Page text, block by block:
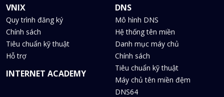
VNIX
Quy trình đăng ký
Chính sách
Tiêu chuẩn kỹ thuật
Hỗ trợ
INTERNET ACADEMY
DNS
Mô hình DNS
Hệ thống tên miền
Danh mục máy chủ
Chính sách
Tiêu chuẩn kỹ thuật
Máy chủ tên miền đệm
DNS64